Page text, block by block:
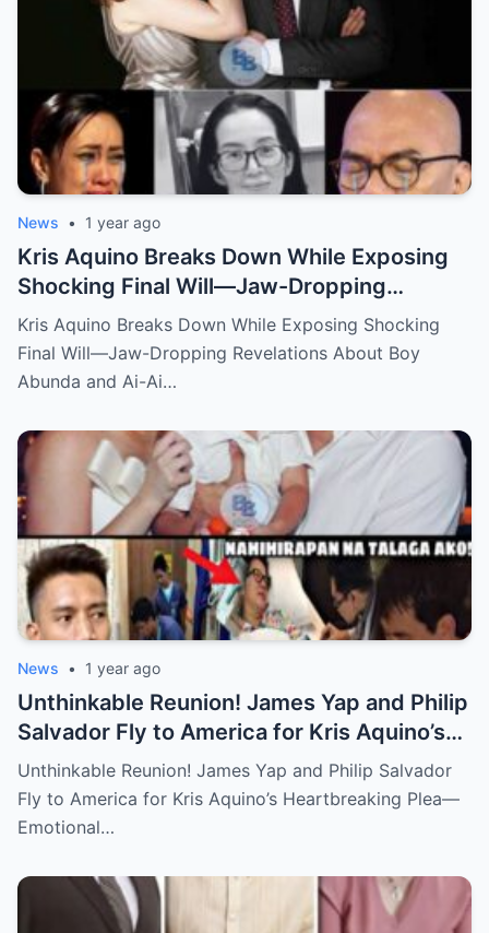
News • 1 year ago
Kris Aquino Breaks Down While Exposing
Shocking Final Will—Jaw-Dropping
Revelations About Boy Abunda and Ai-Ai
Delas Alas Leave Fans Speechless!
Kris Aquino Breaks Down While Exposing Shocking
Final Will—Jaw-Dropping Revelations About Boy
Abunda and Ai-Ai…
News • 1 year ago
Unthinkable Reunion! James Yap and Philip
Salvador Fly to America for Kris Aquino’s
Heartbreaking Plea—Emotional Visit,
Hidden Tears, and a Final Wish that Shook
Everyone to the Core!
Unthinkable Reunion! James Yap and Philip Salvador
Fly to America for Kris Aquino’s Heartbreaking Plea—
Emotional…